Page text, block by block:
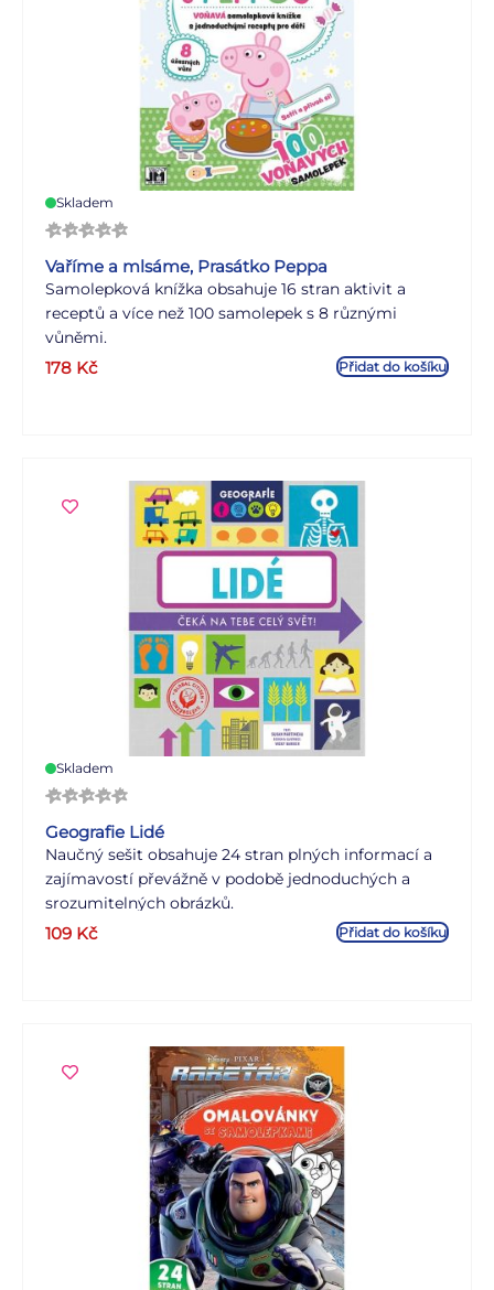
Skladem
Vaříme a mlsáme, Prasátko Peppa
Samolepková knížka obsahuje 16 stran aktivit a
receptů a více než 100 samolepek s 8 různými
vůněmi.
178 Kč Přidat do košíku
Skladem
Geografie Lidé
Naučný sešit obsahuje 24 stran plných informací a
zajímavostí převážně v podobě jednoduchých a
srozumitelných obrázků.
109 Kč Přidat do košíku